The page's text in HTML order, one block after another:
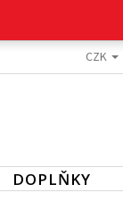
REKLAMAČNÍ ŘÁD
CZK
DOPLŇKY